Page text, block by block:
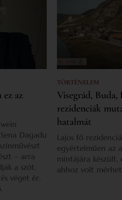
ez az
Dagadu
– arra
a szót,
véget ér,
TÖRTÉNELEM
Visegrád,
rezidenciák
hatalmát
Lajos fő
egyértelműen az
mintájára készült,
ahhoz volt